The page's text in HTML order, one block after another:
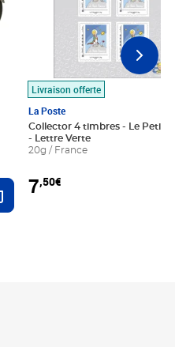
Ajouter au panier
Livraison offerte
La Poste
Collector 4 timbres - Le Petit
- Lettre Verte
20g / France
7,50€